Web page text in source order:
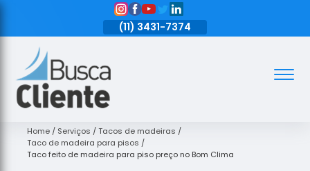
(11) 3431-7374
Assoalhos
de Madeira
Decks de
Home Serviços
Tacos de madeiras
Taco de madeira para pisos
Taco feito de madeira para piso preço no Bom Clima